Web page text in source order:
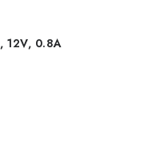
12V, 0.8A